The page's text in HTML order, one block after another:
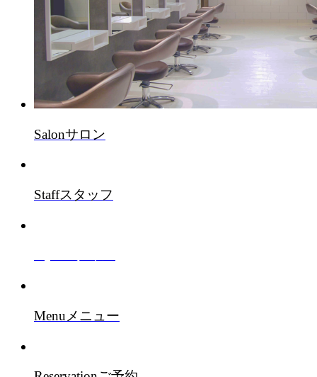
Salonサロン
Staffスタッフ
Menu メニュー